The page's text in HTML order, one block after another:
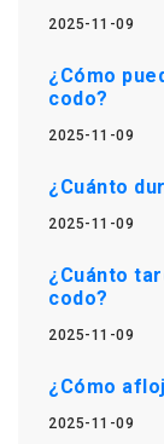
2025-11-09
¿Cómo
codo?
2025-11-09
¿Cuánto
2025-11-09
¿Cuánto
codo?
2025-11-09
¿Cómo
2025-11-09